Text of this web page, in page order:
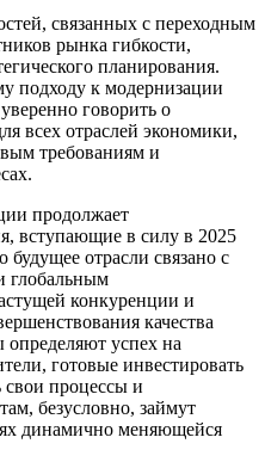
связанных с переходным
рынка гибкости,
планирования.
подходу к модернизации
говорить о
всех отраслей экономики,
требованиям и
продолжает
вступающие в силу в 2025
будущее отрасли связано с
глобальным
конкуренции и
качества
успех на
готовые инвестировать
свои процессы и
безусловно, займут
динамично меняющейся